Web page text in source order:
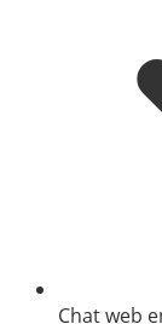
Chat web